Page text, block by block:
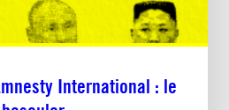
International : le